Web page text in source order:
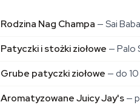
Rodzina Nag Champa — Sai
Patyczki i stożki ziołowe — Palo
Grube patyczki ziołowe — do
Aromatyzowane Juicy Jay's—